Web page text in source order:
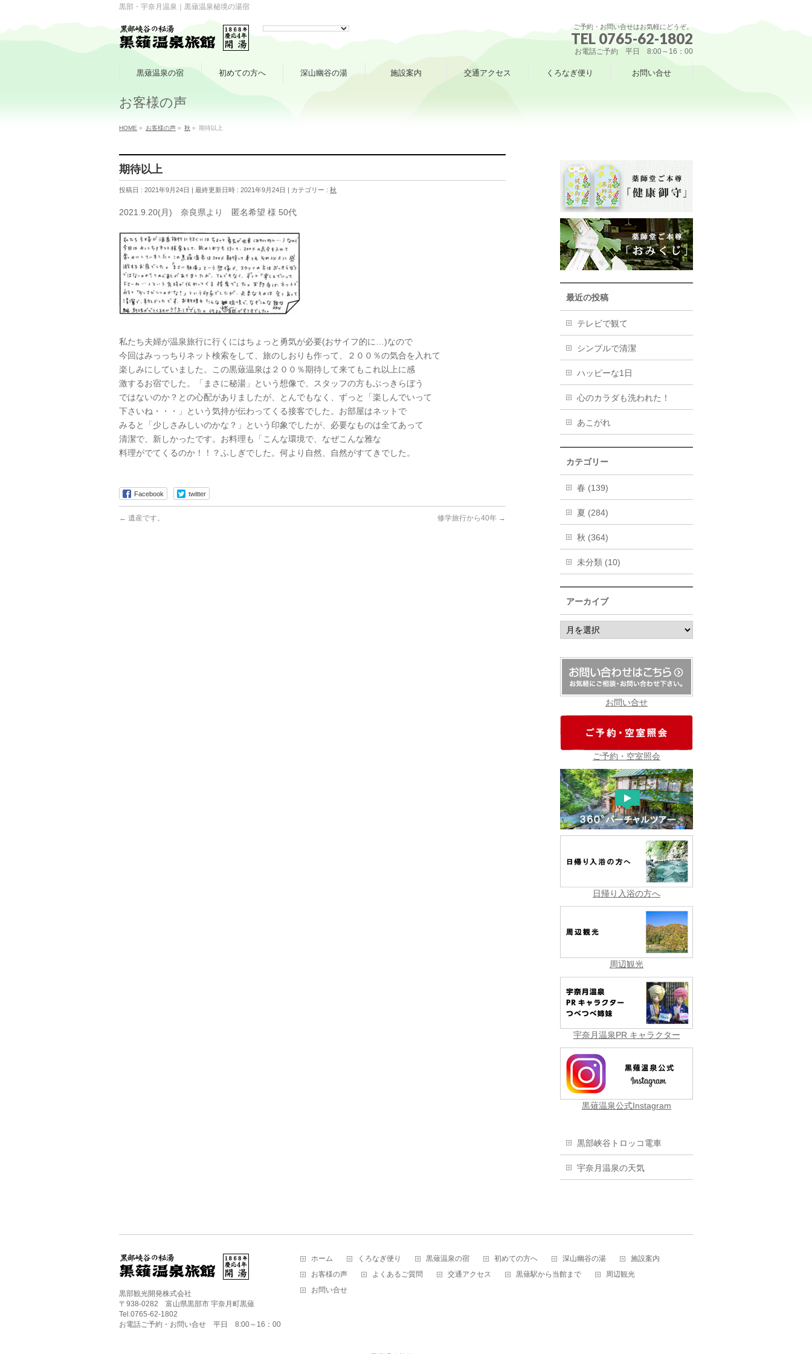
黒部・宇奈月温泉｜黒薙温泉秘境の湯宿
ご予約・お問い合せはお気軽にどうぞ。
TEL 0765-62-1802
お電話ご予約 平日 8:00～16：00
黒薙温泉の宿 初めての方へ 深山幽谷の湯 施設案内 交通アクセス くろなぎ便り お問い合せ
お客様の声
HOME » お客様の声 » 秋 » 期待以上
期待以上
投稿日 : 2021年9月24日 最終更新日時 : 2021年9月24日 カテゴリー : 秋
2021.9.20(月) 奈良県より 匿名希望 様 50代
私たち夫婦が温泉旅行に行くにはちょっと勇気が必要(おサイフ的に…)なので
今回はみっっちりネット検索をして、旅のしおりも作って、２００％の気合を入れて
楽しみにしていました。この黒薙温泉は２００％期待して来てもこれ以上に感
激するお宿でした。「まさに秘湯」という想像で、スタッフの方もぶっきらぼう
ではないのか？との心配がありましたが、とんでもなく、ずっと「楽しんでいって
下さいね・・・」という気持が伝わってくる接客でした。お部屋はネットで
みると「少しさみしいのかな？」という印象でしたが、必要なものは全てあって
清潔で、新しかったです。お料理も「こんな環境で、なぜこんな雅な
料理がでてくるのか！！？ふしぎでした。何より自然、自然がすてきでした。
Facebook twitter
← 遺産です。 修学旅行から40年 →
最近の投稿
テレビで観て
シンプルで清潔
ハッピーな1日
心のカラダも洗われた！
あこがれ
カテゴリー
春 (139)
夏 (284)
秋 (364)
未分類 (10)
アーカイブ
ア
ー
イ
お問い合せ
ご予約・空室照会
日帰り入浴の方へ
周辺観光
宇奈月温泉PR キャラクター
黒薙温泉公式Instagram
黒部峡谷トロッコ電車
宇奈月温泉の天気
黒部観光開発株式会社
〒938-0282 富山県黒部市 宇奈月町黒薙
Tel.0765-62-1802
お電話ご予約・お問い合せ 平日 8:00～16：00
ホーム くろなぎ便り 黒薙温泉の宿 初めての方へ 深山幽谷の湯
施設案内
お客様の声
よくあるご質問 交通アクセス 黒薙駅から当館まで
周辺観光
お問い合せ